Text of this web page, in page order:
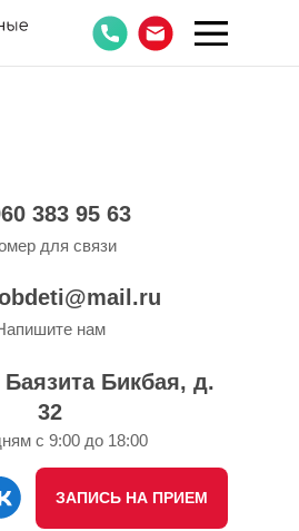
Бикбая, д.
32
с 9:00 до 18:00
нам
383 95 63
для связи
ЗАПИСЬ НА ПРИЕМ